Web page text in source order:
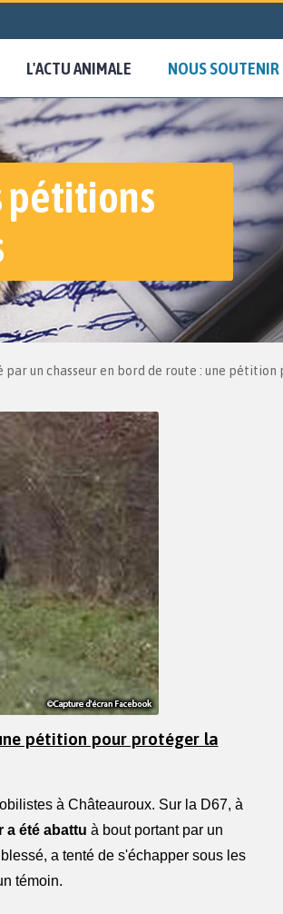
L'ACTU ANIMALE NOUS SOUTENIR
pétitions
par un chasseur en bord de route : une
pétition pour protéger la
à Châteauroux. Sur la D67, à
a été abattu à bout portant par un
a tenté de s'échapper sous les
témoin.